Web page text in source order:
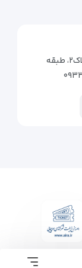
بهجت اباد، خیابان ولیعصر، بن بست سروش، پلاک۲، طبقه